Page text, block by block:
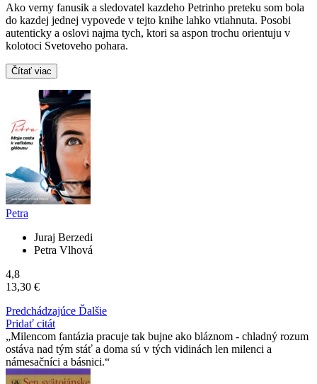
Ako verny fanusik a sledovatel kazdeho Petrinho preteku som bola
do kazdej jednej vypovede v tejto knihe lahko vtiahnuta. Posobi
autenticky a oslovi najma tych, ktori sa aspon trochu orientuju v
kolotoci Svetoveho pohara.
Čítať viac
Petra
Juraj Berzedi
Petra Vlhová
4,8
13,30 €
Predchádzajúce Ďalšie
Pridať citát
Milencom fantázia pracuje tak bujne ako bláznom - chladný rozum
ostáva nad tým stáť a doma sú v tých vidinách len milenci a
námesačníci a básnici.